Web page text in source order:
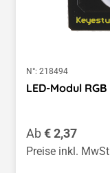
N°: 218494
LED-Modul RGB
Regulärer Preis:
Ab€ 2,37
Preise inkl.